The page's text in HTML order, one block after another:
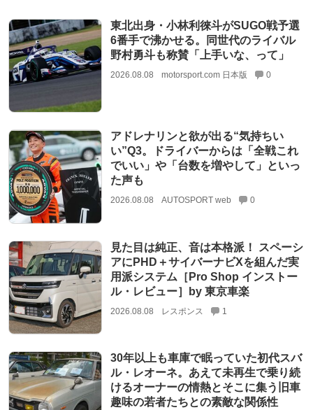
東北出身・小林利徠斗がSUGO戦予選
6番手で沸かせる。同世代のライバル
野村勇斗も称賛「上手いな、って」
2026.08.08 motorsport.com 日本版 0
アドレナリンと欲が出る“気持ちい
い”Q3。ドライバーからは「全戦これ
でいい」や「台数を増やして」といっ
た声も
2026.08.08 AUTOSPORT web 0
見た目は純正、音は本格派！ スペーシ
アにPHD＋サイバーナビXを組んだ実
用派システム［Pro Shop インストー
ル・レビュー］by 東京車楽
2026.08.08 レスポンス 1
30年以上も車庫で眠っていた初代スバ
ル・レオーネ。あえて未再生で乗り続
けるオーナーの情熱とそこに集う旧車
趣味の若者たちとの素敵な関係性